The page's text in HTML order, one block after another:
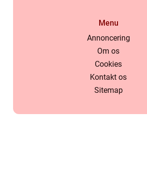
Menu
Annoncering
Om os
Cookies
Kontakt os
Sitemap